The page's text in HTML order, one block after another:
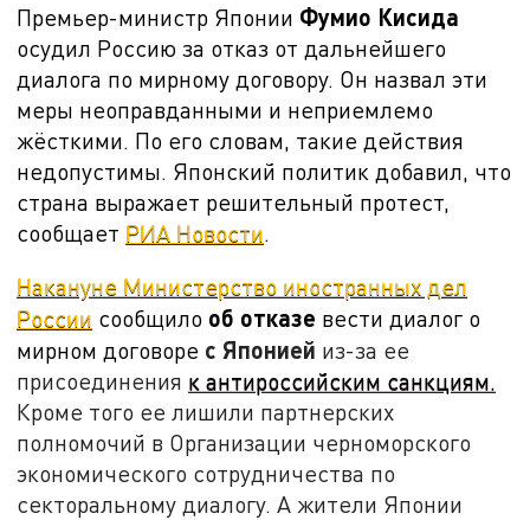
Премьер-министр Японии Фумио Кисида
осудил Россию за отказ от дальнейшего
диалога по мирному договору. Он назвал эти
меры неоправданными и неприемлемо
жёсткими. По его словам, такие действия
недопустимы. Японский политик добавил, что
страна выражает решительный протест,
сообщает РИА Новости.
Накануне Министерство иностранных дел
России сообщило об отказе вести диалог о
мирном договоре с Японией из-за ее
присоединения к антироссийским санкциям.
Кроме того ее лишили партнерских
полномочий в Организации черноморского
экономического сотрудничества по
секторальному диалогу. А жители Японии